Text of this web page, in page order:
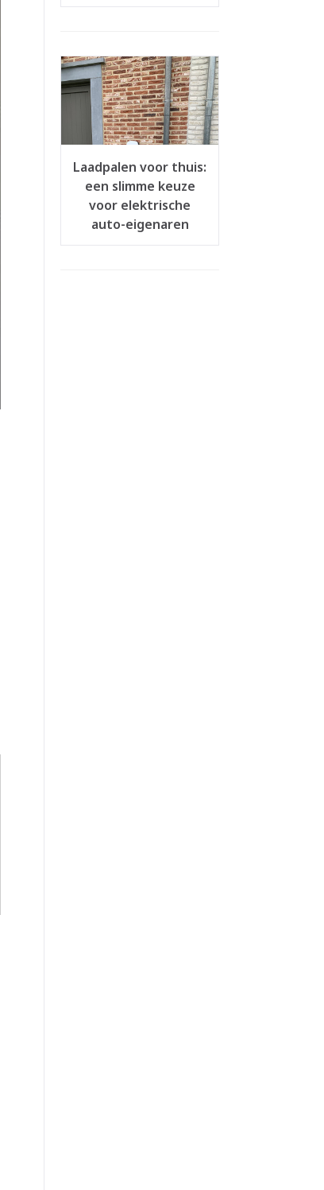
Laadpalen voor thuis:
een slimme keuze
voor elektrische
auto-eigenaren